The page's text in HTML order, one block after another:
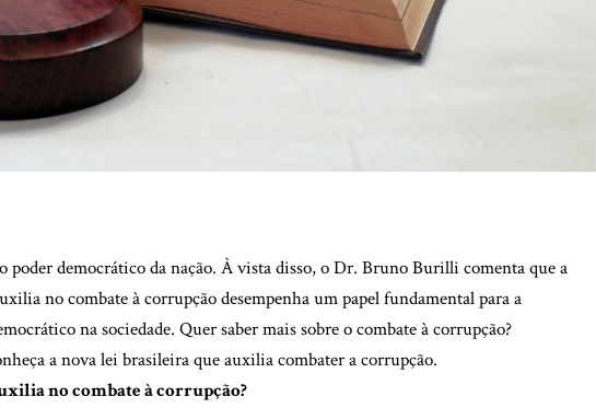
poder democrático da nação. À vista disso, o Dr. Bruno Burilli comenta que a
no combate à corrupção desempenha um papel fundamental para a
na sociedade. Quer saber mais sobre o combate à corrupção?
a nova lei brasileira que auxilia combater a corrupção.
no combate à corrupção?